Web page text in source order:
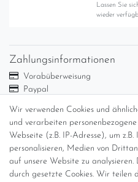
Lassen Sie
wieder
Wir verwenden Cookies und
und verarbeiten
Webseite (z.B. IP-Adresse), um
personalisieren, Medien von
auf unsere Website zu
durch gesetzte Cookies. Wir teilen
Zahlungsinformationen
Vorabüberweisung
Paypal
Versandinformationen
Versand per GLS (6,90 Euro)
(innerhalb Deutschlands)